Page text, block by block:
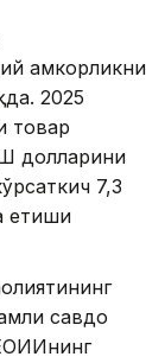
ҳамкорликни
2025
товар
долларини
7,3
етиши
савдо